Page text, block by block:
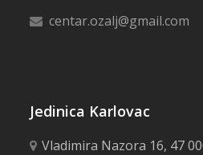
centar.ozalj@gmail.com
Jedinica Karlovac
Vladimira Nazora 16, 47